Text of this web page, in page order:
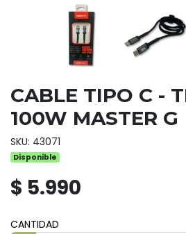
CABLE TIPO C -
100W MASTER G
SKU: 43071
Disponible
$ 5.990
CANTIDAD